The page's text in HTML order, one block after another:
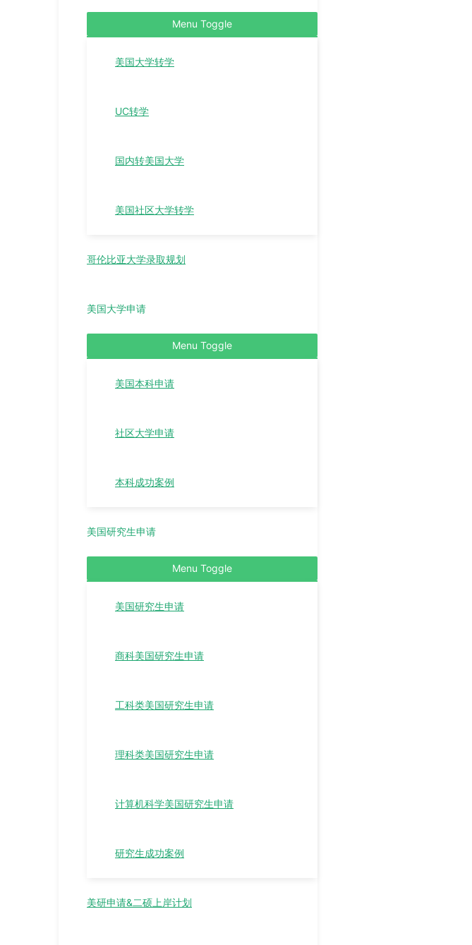
Menu Toggle
美国大学转学
UC转学
国内转美国大学
美国社区大学转学
哥伦比亚大学录取规划
美国大学申请
Menu Toggle
美国本科申请
社区大学申请
本科成功案例
美国研究生申请
Menu Toggle
美国研究生申请
商科美国研究生申请
工科类美国研究生申请
理科类美国研究生申请
计算机科学美国研究生申请
研究生成功案例
美研申请&二硕上岸计划